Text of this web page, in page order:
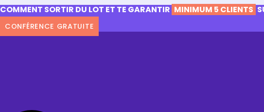
COMMENT SORTIR DU LOT ET TE GARANTIR MINIMUM 5 CLIENTS
CONFÉRENCE GRATUITE